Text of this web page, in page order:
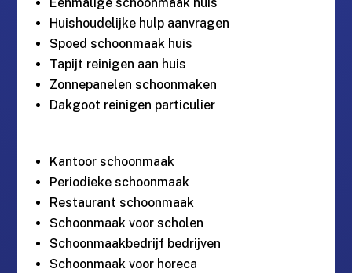
Huishoudelijke hulp aanvragen
Spoed schoonmaak huis
Tapijt reinigen aan huis
Zonnepanelen schoonmaken
Dakgoot reinigen particulier
Kantoor schoonmaak
Periodieke schoonmaak
Restaurant schoonmaak
Schoonmaak voor scholen
Schoonmaakbedrijf bedrijven
Schoonmaak voor horeca